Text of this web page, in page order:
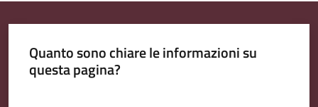
Quanto sono chiare le informazioni su
questa pagina?